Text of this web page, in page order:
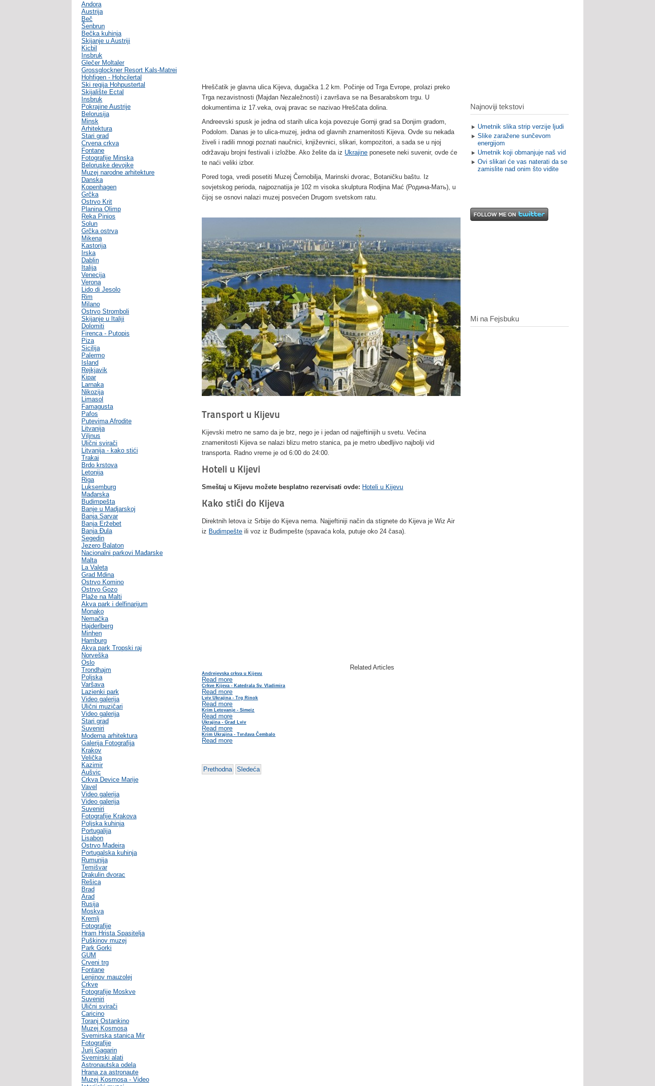
Andora
Austrija
Beč
Šenbrun
Bečka kuhinja
Skijanje u Austriji
Kicbil
Insbruk
Glečer Moltaler
Grossglockner Resort Kals-Matrei
Hohfigen - Hohcilertal
Ski regija Hohpustertal
Skijalište Ectal
Insbruk
Pokrajine Austrije
Belorusija
Minsk
Arhitektura
Stari grad
Crvena crkva
Fontane
Fotografije Minska
Beloruske devojke
Muzej narodne arhitekture
Danska
Kopenhagen
Grčka
Ostrvo Krit
Planina Olimp
Reka Pinios
Solun
Grčka ostrva
Mikena
Kastorija
Irska
Dablin
Italija
Venecija
Verona
Lido di Jesolo
Rim
Milano
Ostrvo Stromboli
Skijanje u Italiji
Dolomiti
Firenca - Putopis
Piza
Sicilija
Palermo
Island
Rejkjavik
Kipar
Larnaka
Nikozija
Limasol
Famagusta
Pafos
Putevima Afrodite
Litvanija
Viljnus
Ulični svirači
Litvanija - kako stići
Trakai
Brdo krstova
Letonija
Riga
Luksemburg
Mađarska
Budimpešta
Banje u Madjarskoj
Banja Sarvar
Banja Eržebet
Banja Ðula
Segedin
Jezero Balaton
Nacionalni parkovi Mađarske
Malta
La Valeta
Grad Mdina
Ostrvo Komino
Ostrvo Gozo
Plaže na Malti
Akva park i delfinarijum
Monako
Nemačka
Hajderlberg
Minhen
Hamburg
Akva park Tropski raj
Norveška
Oslo
Trondhajm
Poljska
Varšava
Lazienki park
Video galerija
Ulični muzičari
Video galerija
Stari grad
Suveniri
Moderna arhitektura
Galerija Fotografija
Krakov
Velička
Kazimir
Aušvic
Crkva Device Marije
Vavel
Video galerija
Video galerija
Suveniri
Fotografije Krakova
Poljska kuhinja
Portugalija
Lisabon
Ostrvo Madeira
Portugalska kuhinja
Rumunija
Temišvar
Drakulin dvorac
Rešica
Brad
Arad
Rusija
Moskva
Kremlj
Fotografije
Hram Hrista Spasitelja
Puškinov muzej
Park Gorki
GUM
Crveni trg
Fontane
Lenjinov mauzolej
Crkve
Fotografije Moskve
Suveniri
Ulični svirači
Caricino
Toranj Ostankino
Muzej Kosmosa
Svemirska stanica Mir
Fotografije
Jurij Gagarin
Svemirski alati
Astronautska odela
Hrana za astronaute
Muzej Kosmosa - Video
Hreščatik je glavna ulica Kijeva, dugačka 1.2 km. Počinje od Trga Evrope, prolazi preko
Trga nezavistnosti (Majdan Nezaležnosti) i završava se na Besarabskom trgu. U
dokumentima iz 17.veka, ovaj pravac se nazivao Hreščata dolina.
Andreevski spusk je jedna od starih ulica koja povezuje Gornji grad sa Donjim gradom,
Podolom. Danas je to ulica-muzej, jedna od glavnih znamenitosti Kijeva. Ovde su nekada
živeli i radili mnogi poznati naučnici, književnici, slikari, kompozitori, a sada se u njoj
održavaju brojni festivali i izložbe. Ako želite da iz Ukrajine ponesete neki suvenir, ovde će
te naći veliki izbor.
Pored toga, vredi posetiti Muzej Černobilja, Marinski dvorac, Botaničku baštu. Iz
sovjetskog perioda, najpoznatija je 102 m visoka skulptura Rodjina Mać (Родинa-Мать), u
čijoj se osnovi nalazi muzej posvećen Drugom svetskom ratu.
Transport u Kijevu
Kijevski metro ne samo da je brz, nego je i jedan od najjeftinijih u svetu. Većina
znamenitosti Kijeva se nalazi blizu metro stanica, pa je metro ubedljivo najbolji vid
transporta. Radno vreme je od 6:00 do 24:00.
Hoteli u Kijevi
Smeštaj u Kijevu možete besplatno rezervisati ovde: Hoteli u Kijevu
Kako stići do Kijeva
Direktnih letova iz Srbije do Kijeva nema. Najjeftiniji način da stignete do Kijeva je Wiz Air
iz Budimpešte ili voz iz Budimpešte (spavaća kola, putuje oko 24 časa).
Related Articles
Andrejevska crkva u Kijevu
Read more
Crkve Kijeva - Katedrala Sv. Vladimira
Read more
Lviv Ukrajina - Trg Rinok
Read more
Krim Letovanje - Simeiz
Read more
Ukrajina - Grad Lviv
Read more
Krim Ukrajina - Tvrđava Čembalo
Read more
Prethodna Sledeća
Najnoviji tekstovi
Umetnik slika strip verzije ljudi
Slike zaražene sunčevom
energijom
Umetnik koji obmanjuje naš vid
Ovi slikari će vas naterati da se
zamislite nad onim što vidite
Mi na Fejsbuku